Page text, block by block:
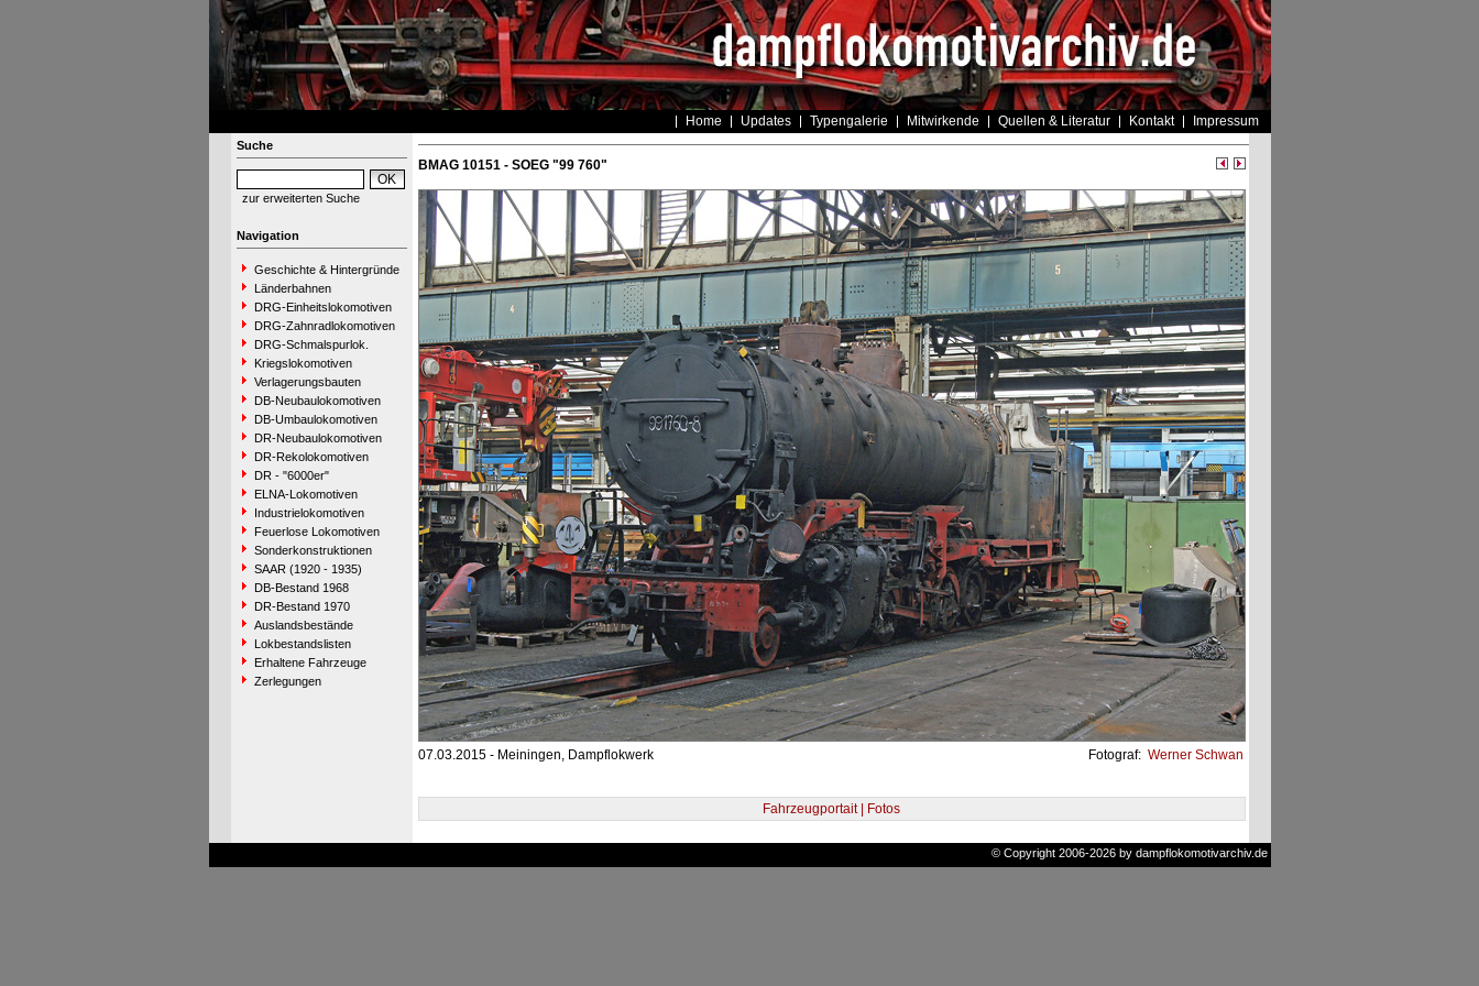
Home Updates Typengalerie Mitwirkende Quellen & Literatur Kontakt Impressum
Suche
zur erweiterten Suche
Navigation
Geschichte & Hintergründe
Länderbahnen
DRG-Einheitslokomotiven
DRG-Zahnradlokomotiven
DRG-Schmalspurlok.
Kriegslokomotiven
Verlagerungsbauten
DB-Neubaulokomotiven
DB-Umbaulokomotiven
DR-Neubaulokomotiven
DR-Rekolokomotiven
DR - "6000er"
ELNA-Lokomotiven
Industrielokomotiven
Feuerlose Lokomotiven
Sonderkonstruktionen
SAAR (1920 - 1935)
DB-Bestand 1968
DR-Bestand 1970
Auslandsbestände
Lokbestandslisten
Erhaltene Fahrzeuge
Zerlegungen
BMAG 10151 - SOEG "99 760"
07.03.2015 - Meiningen, Dampflokwerk Fotograf: Werner Schwan
Fahrzeugportait | Fotos
© Copyright 2006-2026 by dampflokomotivarchiv.de